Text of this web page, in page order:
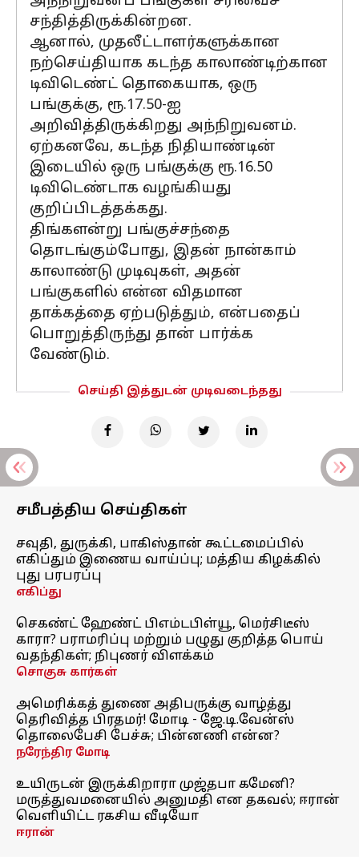
சந்தித்திருக்கின்றன.
ஆனால், முதலீட்டாளர்களுக்கான
நற்செய்தியாக கடந்த காலாண்டிற்கான
டிவிடெண்ட் தொகையாக, ஒரு
பங்குக்கு, ரூ.17.50-ஐ
அறிவித்திருக்கிறது அந்நிறுவனம்.
ஏற்கனவே, கடந்த நிதியாண்டின்
இடையில் ஒரு பங்குக்கு ரூ.16.50
டிவிடெண்டாக வழங்கியது
குறிப்பிடத்தக்கது.
திங்களன்று பங்குச்சந்தை
தொடங்கும்போது, இதன் நான்காம்
காலாண்டு முடிவுகள், அதன்
பங்குகளில் என்ன விதமான
தாக்கத்தை ஏற்படுத்தும், என்பதைப்
பொறுத்திருந்து தான் பார்க்க
வேண்டும்.
செய்தி இத்துடன் முடிவடைந்தது
சமீபத்திய செய்திகள்
சவுதி, துருக்கி, பாகிஸ்தான் கூட்டமைப்பில்
எகிப்தும் இணைய வாய்ப்பு; மத்திய கிழக்கில்
புது பரபரப்பு
எகிப்து
செகண்ட் ஹேண்ட் பிஎம்டபிள்யூ, மெர்சிடீஸ்
காரா? பராமரிப்பு மற்றும் பழுது குறித்த பொய்
வதந்திகள்; நிபுணர் விளக்கம்
சொகுசு கார்கள்
அமெரிக்கத் துணை அதிபருக்கு வாழ்த்து
தெரிவித்த பிரதமர்! மோடி - ஜே.டி.வேன்ஸ்
தொலைபேசி பேச்சு; பின்னணி என்ன?
நரேந்திர மோடி
உயிருடன் இருக்கிறாரா முஜ்தபா கமேனி?
மருத்துவமனையில் அனுமதி என தகவல்; ஈரான்
வெளியிட்ட ரகசிய வீடியோ
ஈரான்